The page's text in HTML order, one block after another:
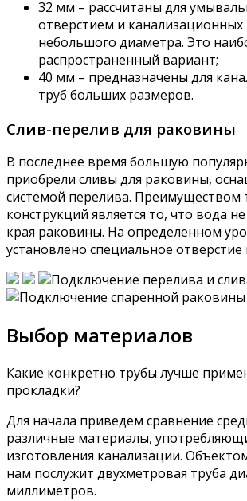
32 мм – рассчитаны для
отверстием и канализационных
небольшого диаметра. Это
распространенный вариант;
40 мм – предназначены для
труб больших размеров.
Слив-перелив для раковины
В последнее время большую
приобрели сливы для раковины,
системой перелива. Преимуществом
конструкций является то, что вода
края раковины. На определенном
установлено специальное отверстие
Выбор материалов
Какие конкретно трубы лучше
прокладки?
Для начала приведем сравнение
различные материалы,
изготовления канализации.
нам послужит двухметровая труба
миллиметров.